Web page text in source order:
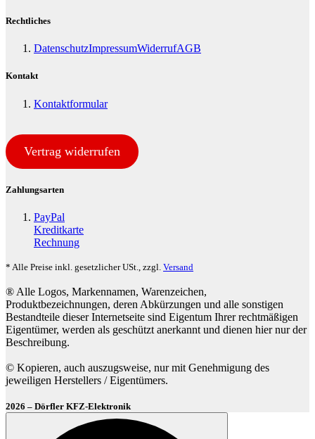
Rechtliches
DatenschutzImpressumWiderrufAGB
Kontakt
Kontaktformular
Vertrag widerrufen
Zahlungsarten
PayPal
Kreditkarte
Rechnung
* Alle Preise inkl. gesetzlicher USt., zzgl. Versand
® Alle Logos, Markennamen, Warenzeichen,
Produktbezeichnungen, deren Abkürzungen und alle sonstigen
Bestandteile dieser Internetseite sind Eigentum Ihrer rechtmäßigen
Eigentümer, werden als geschützt anerkannt und dienen hier nur der
Beschreibung.
© Kopieren, auch auszugsweise, nur mit Genehmigung des
jeweiligen Herstellers / Eigentümers.
2026 – Dörfler KFZ-Elektronik